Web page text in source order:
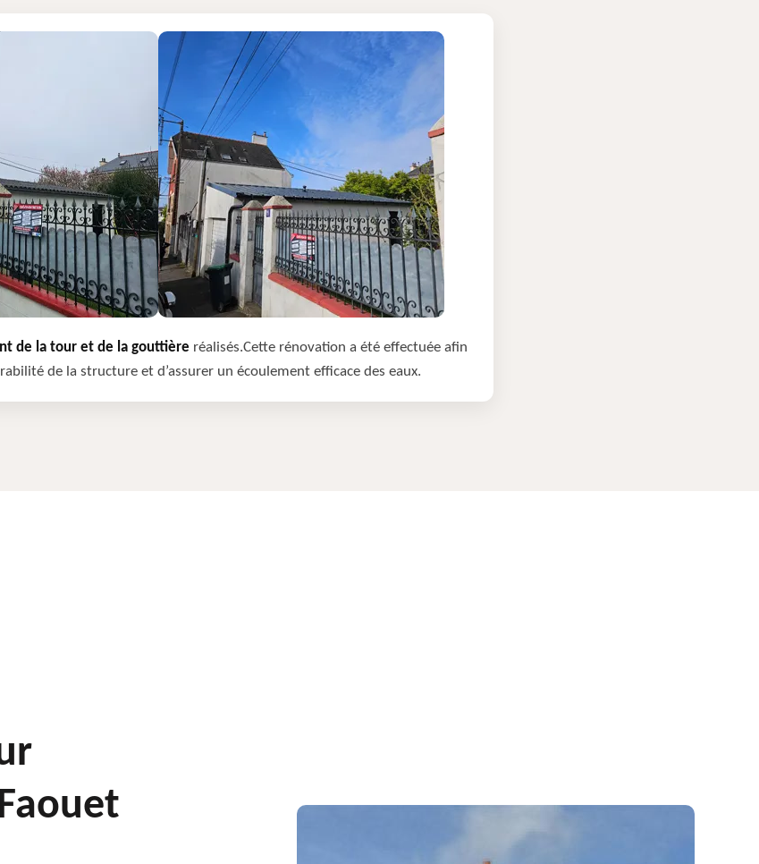
de la tour et de la gouttière réalisés.Cette rénovation a été effectuée afin
de la structure et d’assurer un écoulement efficace des eaux.